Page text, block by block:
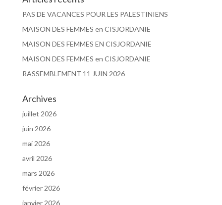
PAS DE VACANCES POUR LES PALESTINIENS
MAISON DES FEMMES en CISJORDANIE
MAISON DES FEMMES EN CISJORDANIE
MAISON DES FEMMES en CISJORDANIE
RASSEMBLEMENT 11 JUIN 2026
Archives
juillet 2026
juin 2026
mai 2026
avril 2026
mars 2026
février 2026
janvier 2026